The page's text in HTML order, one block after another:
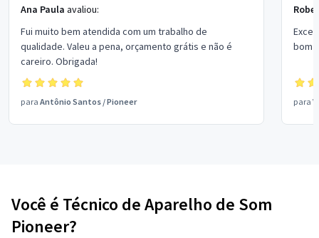
Ana Paula avaliou:
Fui muito bem atendida com um trabalho de
qualidade. Valeu a pena, orçamento grátis e não é
careiro. Obrigada!
para Antônio Santos /Pioneer
bom
para
Você é Técnico de Aparelho de Som
Pioneer?